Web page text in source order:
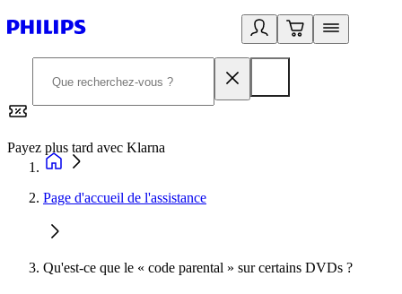
Payez plus tard avec Klarna
Page d'accueil de l'assistance
Qu'est-ce que le « code parental » sur certains DVDs ?